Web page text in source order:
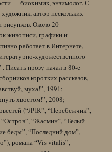
— биохимик, энзимолог. С
автор нескольких
рисунков. Около 20
живописи, графики и
работает в Интернете,
художественного
Писать прозу начал в 80-е
коротких рассказов,
муха!”, 1991;
хвостом!”, 2008;
(“ЛЧК”, “Перебежчик”,
“Жасмин”, “Белый
беды”, “Последний дом”,
романа “Vis vitalis”,